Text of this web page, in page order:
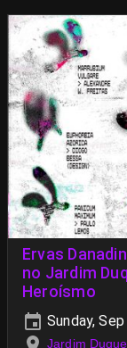
Ervas
no Jardim
Heroísmo
Sunday,
Jardim